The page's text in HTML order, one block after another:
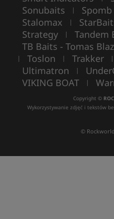
Sonubaits | Spomb
Stalomax |
Strategy | Tandem
TB Baits - Tomas
| Toslon | Trakker |
Ultimatron |
VIKING BOAT |
Copyright ©
Wykorzystywanie zdjęć i tekstów
©